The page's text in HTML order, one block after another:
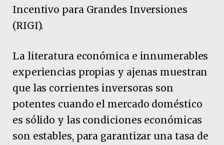
Incentivo para Grandes Inversiones
(RIGI).
La literatura económica e innumerables
experiencias propias y ajenas muestran
que las corrientes inversoras son
potentes cuando el mercado doméstico
es sólido y las condiciones económicas
son estables, para garantizar una tasa de